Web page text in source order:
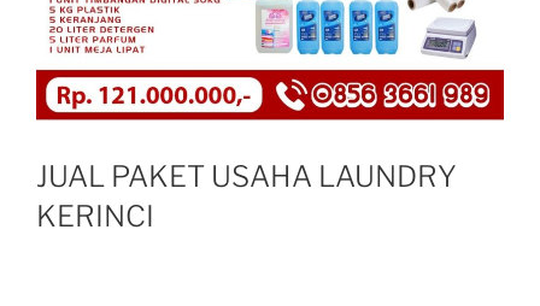
JUAL PAKET USAHA LAUNDRY
KERINCI